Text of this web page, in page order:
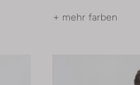
+ mehr farben